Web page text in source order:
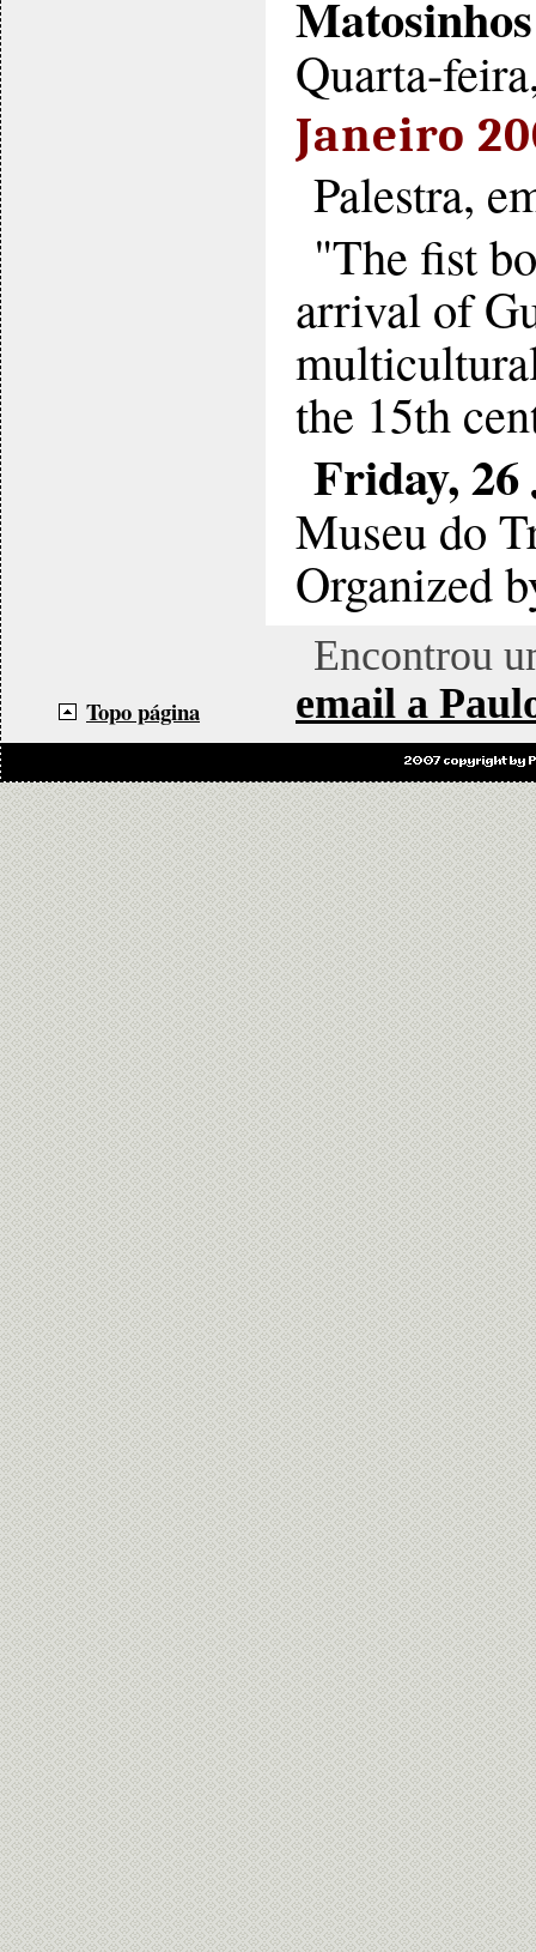
Matosinhos
Quarta-
Janeiro
Palestra,
"The fist
arrival of
the 15th
Friday,
Museu do
Organized
Topo página
Encontrou
email a